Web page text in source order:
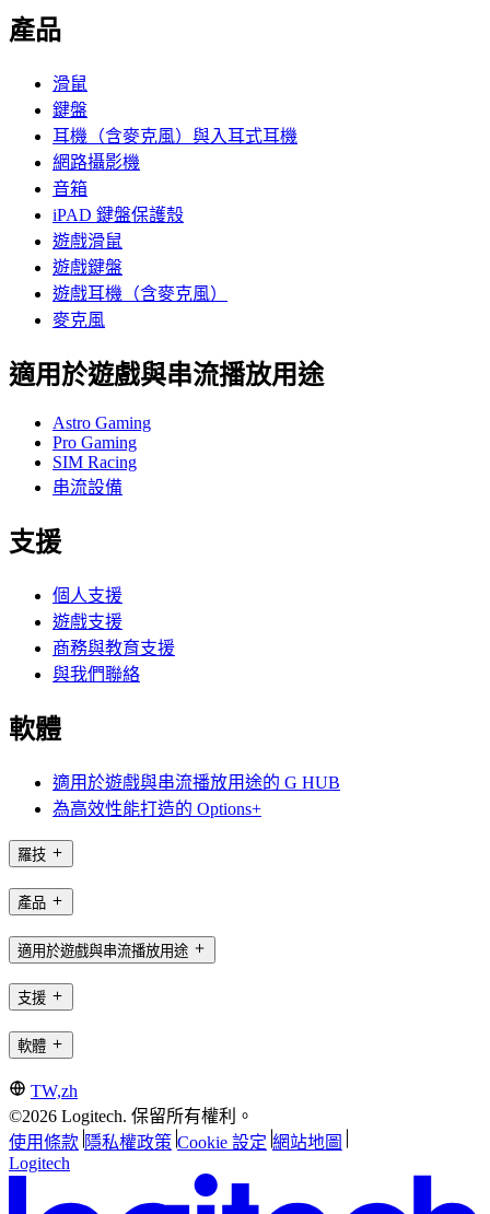
產品
滑鼠
鍵盤
耳機（含麥克風）與入耳式耳機
網路攝影機
音箱
iPAD 鍵盤保護殼
遊戲滑鼠
遊戲鍵盤
遊戲耳機（含麥克風）
麥克風
適用於遊戲與串流播放用途
Astro Gaming
Pro Gaming
SIM Racing
串流設備
支援
個人支援
遊戲支援
商務與教育支援
與我們聯絡
軟體
適用於遊戲與串流播放用途的 G HUB
為高效性能打造的 Options+
羅技
產品
適用於遊戲與串流播放用途
支援
軟體
TW,zh
©2026 Logitech. 保留所有權利。
使用條款 隱私權政策 Cookie 設定 網站地圖
Logitech